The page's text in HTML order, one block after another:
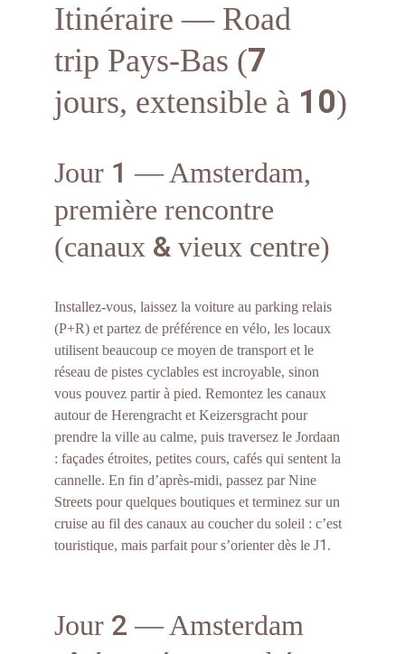
Itinéraire — Road
trip Pays-Bas (7
jours, extensible à 10)
Jour 1 — Amsterdam,
première rencontre
(canaux & vieux centre)
Installez-vous, laissez la voiture au parking relais
(P+R) et partez de préférence en vélo, les locaux
utilisent beaucoup ce moyen de transport et le
réseau de pistes cyclables est incroyable, sinon
vous pouvez partir à pied. Remontez les canaux
autour de Herengracht et Keizersgracht pour
prendre la ville au calme, puis traversez le Jordaan
: façades étroites, petites cours, cafés qui sentent la
cannelle. En fin d’après-midi, passez par Nine
Streets pour quelques boutiques et terminez sur un
cruise au fil des canaux au coucher du soleil : c’est
touristique, mais parfait pour s’orienter dès le J1 .
Jour 2 — Amsterdam